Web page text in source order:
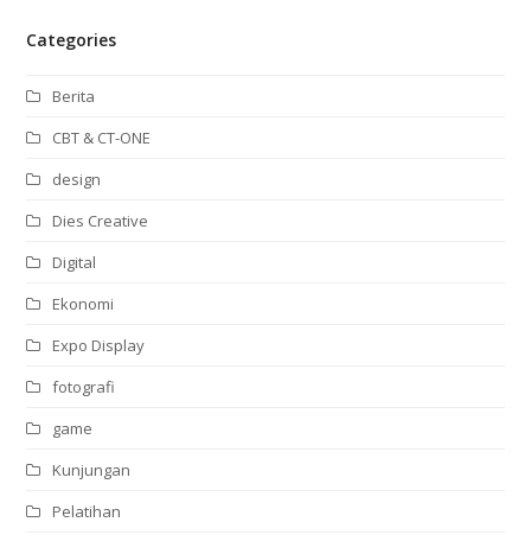
Categories
Berita
CBT & CT-ONE
design
Dies Creative
Digital
Ekonomi
Expo Display
fotografi
game
Kunjungan
Pelatihan